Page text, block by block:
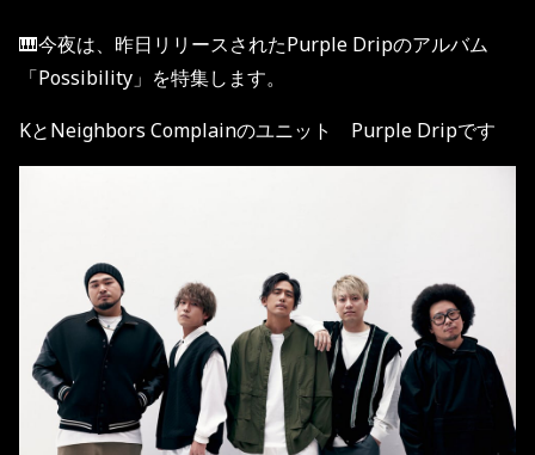
🎹今夜は、昨日リリースされたPurple Dripのアルバム
「Possibility 」を特集します。
KとNeighbors Complainのユニット Purple Dripです